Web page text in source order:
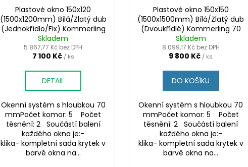
Plastové okno 150x120
(1500x1200mm) Bílá/Zlatý dub
(Jednokřídlo/Fix) Kömmerling
70 AD
Skladem
5 867,77 Kč bez DPH
7 100 Kč / ks
DETAIL
Okenní systém s hloubkou 70
mmPočet komor: 5 Počet
těsnění: 2 Součástí balení
každého okna je:-
klika- kompletní sada krytek v
barvě okna na...
Plastové okno 150x150
(1500x1500mm) Bílá/Zlatý dub
(Dvoukřídlé) Kömmerling 70
AD
Skladem
8 099,17 Kč bez DPH
9 800 Kč / ks
DO KOŠÍKU
Okenní systém s hloubkou 70
mmPočet komor: 5 Počet
těsnění: 2 Součástí balení
každého okna je:-
klika- kompletní sada krytek v
barvě okna na...